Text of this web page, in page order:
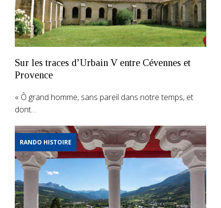
Sur les traces d’Urbain V entre Cévennes et
Provence
« Ô grand homme, sans pareil dans notre temps, et
dont…
RANDO HISTOIRE